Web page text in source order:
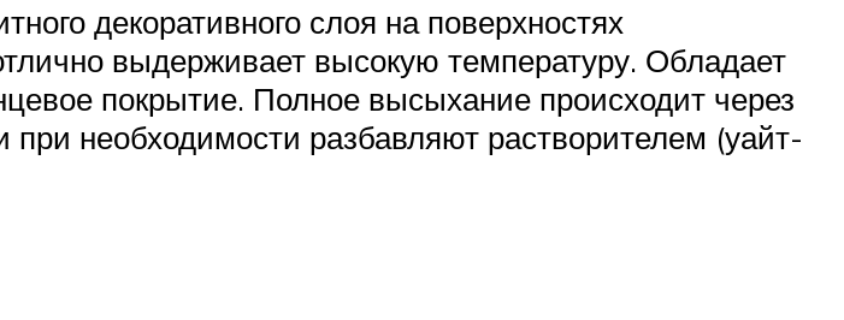
декоративного слоя на поверхностях
выдерживает высокую температуру. Обладает
покрытие. Полное высыхание происходит через
необходимости разбавляют растворителем (уайт-